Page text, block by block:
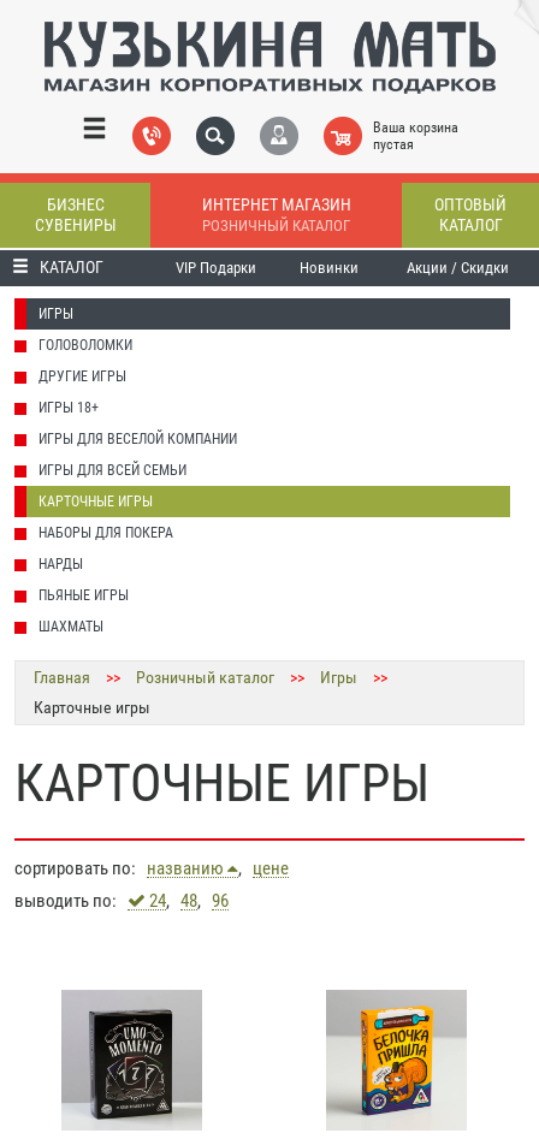
Ваша корзина
пустая
БИЗНЕС
СУВЕНИРЫ
ИНТЕРНЕТ МАГАЗИН
РОЗНИЧНЫЙ КАТАЛОГ
ОПТОВЫЙ
КАТАЛОГ
КАТАЛОГ VIP Подарки Новинки Акции / Скидки
ИГРЫ
ГОЛОВОЛОМКИ
ДРУГИЕ ИГРЫ
ИГРЫ 18+
ИГРЫ ДЛЯ ВЕСЕЛОЙ КОМПАНИИ
ИГРЫ ДЛЯ ВСЕЙ СЕМЬИ
КАРТОЧНЫЕ ИГРЫ
НАБОРЫ ДЛЯ ПОКЕРА
НАРДЫ
ПЬЯНЫЕ ИГРЫ
ШАХМАТЫ
Главная >> Розничный каталог >> Игры
>>
Карточные игры
КАРТОЧНЫЕ ИГРЫ
сортировать по: названию , цене
выводить по:
24, 48, 96